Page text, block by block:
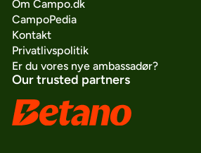
Om Campo.dk
CampoPedia
Kontakt
Privatlivspolitik
Er du vores nye ambassadør?
Our trusted partners